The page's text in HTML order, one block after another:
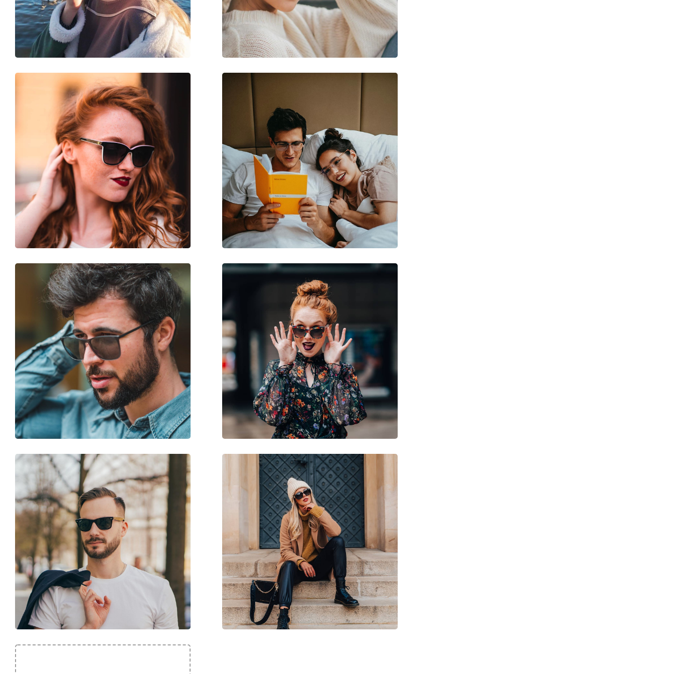
Poids:
60 g
Plaquettes de nez ajustables:
Oui
Charnière à ressort:
Non
Accessoires
Étui:
Non
Tissu de nettoyage:
Oui
Pour hommes
Catégorie:
Lunettes de soleil
Marque:
Under Armour
Utilisation:
Sport
Sport:
Cyclisme, Course à pied, Randonnée, VTT
Code:
UA 0003/G/S KB7 50 99